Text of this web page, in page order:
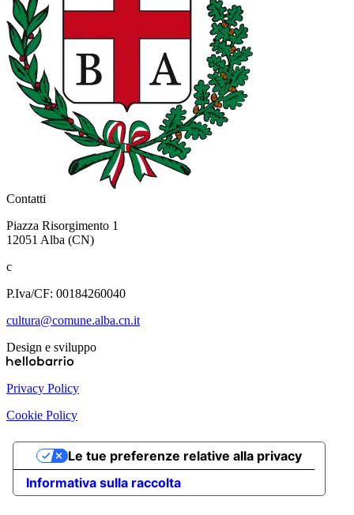
Contatti
Piazza Risorgimento 1
12051 Alba (CN)
c
P.Iva/CF: 00184260040
cultura@comune.alba.cn.it
Design e sviluppo
Privacy Policy
Cookie Policy
Informativa sulla raccolta
Le tue preferenze relative alla privacy